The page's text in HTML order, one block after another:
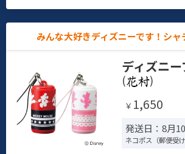
みんな大好きディズニーです！シャ
ディズニ
( )
￥ 1,650
発送日：8月
ネコポス（郵便受